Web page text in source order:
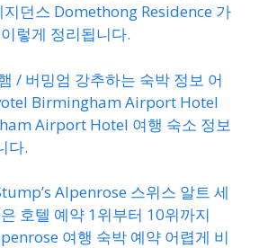
지던스 Domethong Residence 가
렇게 정리됩니다.
/ 버밍엄 강추하는 숙박 정보 어
Birmingham Airport Hotel
Airport Hotel 여행 숙소 정보
다.
Alpenrose 스위스 알트 세
호텔 예약 1위부터 10위까지
여행 숙박 예약 어렵게 비